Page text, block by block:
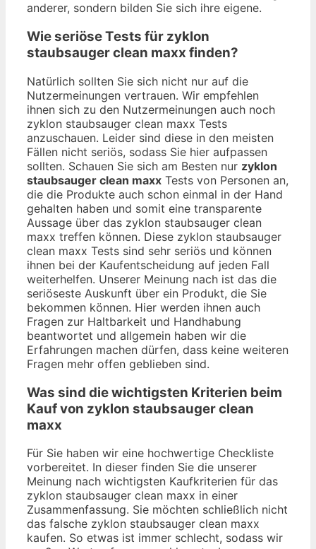
anderer, sondern bilden Sie sich ihre eigene.
Wie seriöse Tests für zyklon
staubsauger clean maxx finden?
Natürlich sollten Sie sich nicht nur auf die
Nutzermeinungen vertrauen. Wir empfehlen
ihnen sich zu den Nutzermeinungen auch noch
zyklon staubsauger clean maxx Tests
anzuschauen. Leider sind diese in den meisten
Fällen nicht seriös, sodass Sie hier aufpassen
sollten. Schauen Sie sich am Besten nur zyklon
staubsauger clean maxx Tests von Personen an,
die die Produkte auch schon einmal in der Hand
gehalten haben und somit eine transparente
Aussage über das zyklon staubsauger clean
maxx treffen können. Diese zyklon staubsauger
clean maxx Tests sind sehr seriös und können
ihnen bei der Kaufentscheidung auf jeden Fall
weiterhelfen. Unserer Meinung nach ist das die
seriöseste Auskunft über ein Produkt, die Sie
bekommen können. Hier werden ihnen auch
Fragen zur Haltbarkeit und Handhabung
beantwortet und allgemein haben wir die
Erfahrungen machen dürfen, dass keine weiteren
Fragen mehr offen geblieben sind.
Was sind die wichtigsten Kriterien beim
Kauf von zyklon staubsauger clean
maxx
Für Sie haben wir eine hochwertige Checkliste
vorbereitet. In dieser finden Sie die unserer
Meinung nach wichtigsten Kaufkriterien für das
zyklon staubsauger clean maxx in einer
Zusammenfassung. Sie möchten schließlich nicht
das falsche zyklon staubsauger clean maxx
kaufen. So etwas ist immer schlecht, sodass wir